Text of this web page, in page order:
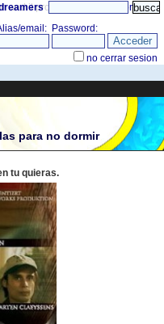
and it probably will» directorio
para no dormir
tu quieras.